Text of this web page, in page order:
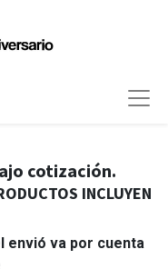
cotización.
INCLUYEN
envió va por cuenta